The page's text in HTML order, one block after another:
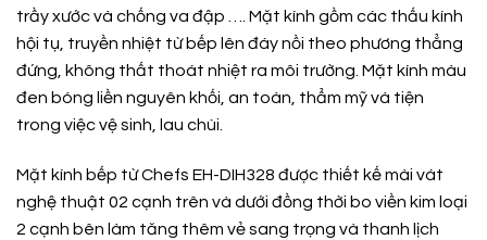
trầy xước và chống va đập …. Mặt kính gồm các thấu kính
hội tụ, truyền nhiệt từ bếp lên đáy nồi theo phương thẳng
đứng, không thất thoát nhiệt ra môi trường. Mặt kính màu
đen bóng liền nguyên khối, an toàn, thẩm mỹ và tiện
trong việc vệ sinh, lau chùi.
Mặt kính bếp từ Chefs EH-DIH328 được thiết kế mài vát
nghệ thuật 02 cạnh trên và dưới đồng thời bo viền kim loại
2 cạnh bên làm tăng thêm vẻ sang trọng và thanh lịch